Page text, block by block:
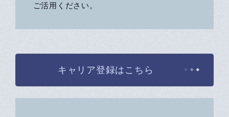
ご活用ください。
キャリア登録はこちら